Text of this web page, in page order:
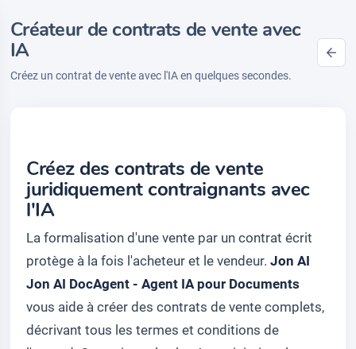
Créateur de contrats de vente avec
IA
Créez un contrat de vente avec l'IA en quelques secondes.
Créez des contrats de vente
juridiquement contraignants avec
l'IA
La formalisation d'une vente par un contrat écrit
protège à la fois l'acheteur et le vendeur. Jon AI
Jon AI DocAgent - Agent IA pour Documents
vous aide à créer des contrats de vente complets,
décrivant tous les termes et conditions de